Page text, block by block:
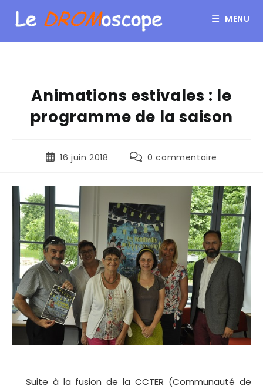
MENU
Animations estivales : le
programme de la saison
16 juin 2018 0 commentaire
Suite à la fusion de la CCTER (Communauté de